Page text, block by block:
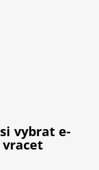
vybrat e-
vracet